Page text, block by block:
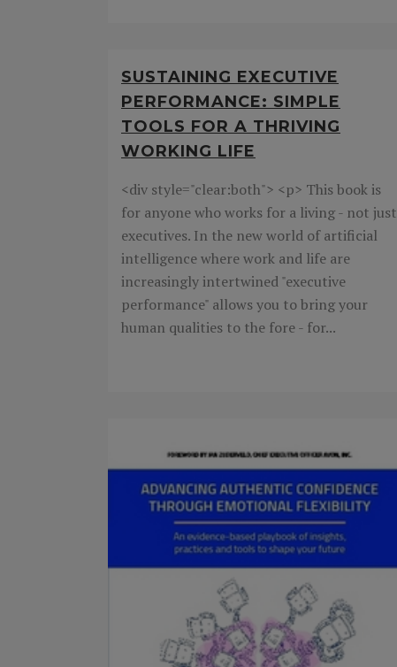
SUSTAINING EXECUTIVE
PERFORMANCE: SIMPLE
TOOLS FOR A THRIVING
WORKING LIFE
<div style="clear:both"> <p> This book is
for anyone who works for a living - not just
executives. In the new world of artificial
intelligence where work and life are
increasingly intertwined "executive
performance" allows you to bring your
human qualities to the fore - for...